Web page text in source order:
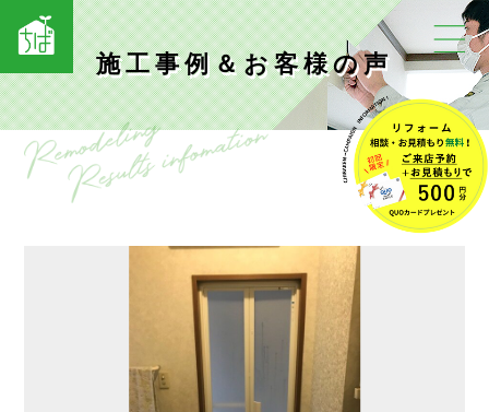
施工事例＆お客様の声